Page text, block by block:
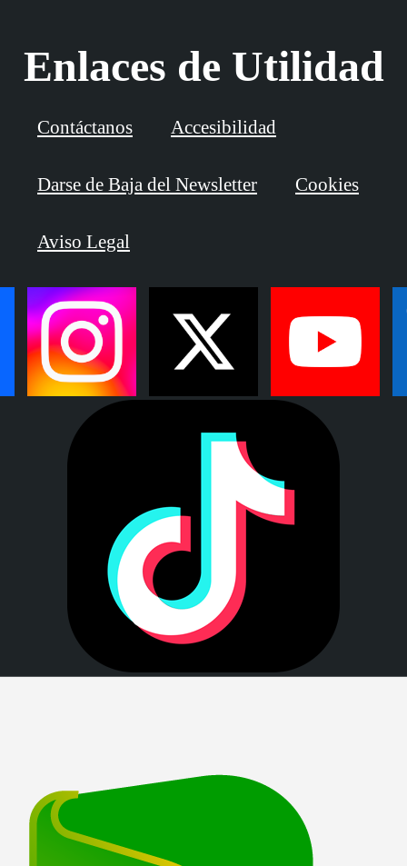
Enlaces de Utilidad
Contáctanos Accesibilidad
Darse de Baja del Newsletter Cookies
Aviso Legal